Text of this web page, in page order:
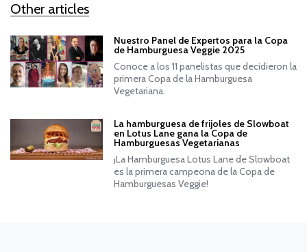
Other articles
Nuestro Panel de Expertos para la Copa
de Hamburguesa Veggie 2025
Conoce a los 11 panelistas que decidieron la
primera Copa de la Hamburguesa
Vegetariana.
La hamburguesa de frijoles de Slowboat
en Lotus Lane gana la Copa de
Hamburguesas Vegetarianas
¡La Hamburguesa Lotus Lane de Slowboat
es la primera campeona de la Copa de
Hamburguesas Veggie!